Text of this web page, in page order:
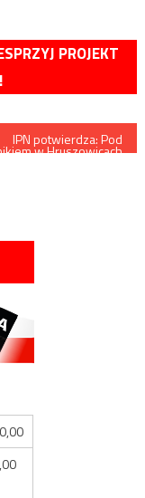
PROJEKT
IPN potwierdza: Pod
w Hruszowicach